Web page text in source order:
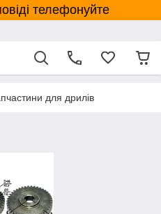
телефонуйте
для дрилів